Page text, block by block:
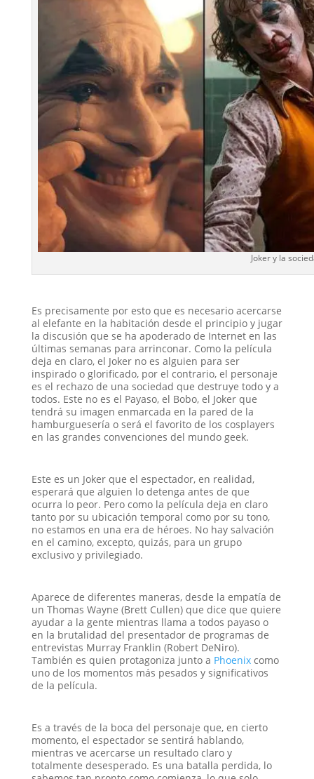
Joker y la
Es precisamente por esto que es necesario acercarse
al elefante en la habitación desde el principio y jugar
la discusión que se ha apoderado de Internet en las
últimas semanas para arrinconar. Como la película
deja en claro, el Joker no es alguien para ser
inspirado o glorificado, por el contrario, el personaje
es el rechazo de una sociedad que destruye todo y a
todos. Este no es el Payaso, el Bobo, el Joker que
tendrá su imagen enmarcada en la pared de la
hamburguesería o será el favorito de los cosplayers
en las grandes convenciones del mundo geek.
Este es un Joker que el espectador, en realidad,
esperará que alguien lo detenga antes de que
ocurra lo peor. Pero como la película deja en claro
tanto por su ubicación temporal como por su tono,
no estamos en una era de héroes. No hay salvación
en el camino, excepto, quizás, para un grupo
exclusivo y privilegiado.
Aparece de diferentes maneras, desde la empatía de
un Thomas Wayne (Brett Cullen) que dice que quiere
ayudar a la gente mientras llama a todos payaso o
en la brutalidad del presentador de programas de
entrevistas Murray Franklin (Robert DeNiro).
También es quien protagoniza junto a Phoenix como
uno de los momentos más pesados ​​y significativos
de la película.
Es a través de la boca del personaje que, en cierto
momento, el espectador se sentirá hablando,
mientras ve acercarse un resultado claro y
totalmente desesperado. Es una batalla perdida, lo